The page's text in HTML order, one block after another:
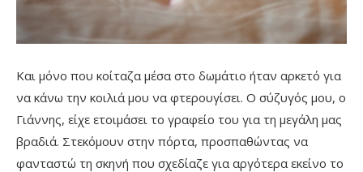
Και μόνο που κοίταζα μέσα στο δωμάτιο ήταν αρκετό για
να κάνω την κοιλιά μου να φτερουγίσει. Ο σύζυγός μου, ο
Γιάννης, είχε ετοιμάσει το γραφείο του για τη μεγάλη μας
βραδιά. Στεκόμουν στην πόρτα, προσπαθώντας να
φανταστώ τη σκηνή που σχεδίαζε για αργότερα εκείνο το